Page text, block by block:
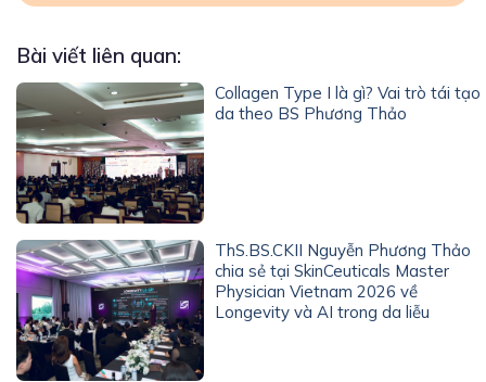
Bài viết liên quan:
Collagen Type I là gì? Vai trò tái tạo
da theo BS Phương Thảo
ThS.BS.CKII Nguyễn Phương Thảo
chia sẻ tại SkinCeuticals Master
Physician Vietnam 2026 về
Longevity và AI trong da liễu